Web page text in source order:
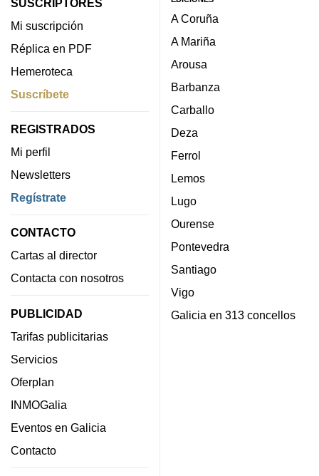
SUSCRIPTORES
Mi suscripción
Réplica en PDF
Hemeroteca
Suscríbete
REGISTRADOS
Mi perfil
Newsletters
Regístrate
CONTACTO
Cartas al director
Contacta con nosotros
PUBLICIDAD
Tarifas publicitarias
Servicios
Oferplan
INMOGalia
Eventos en Galicia
Contacto
A Coruña
A Mariña
Arousa
Barbanza
Carballo
Deza
Ferrol
Lemos
Lugo
Ourense
Pontevedra
Santiago
Vigo
Galicia en 313 concellos